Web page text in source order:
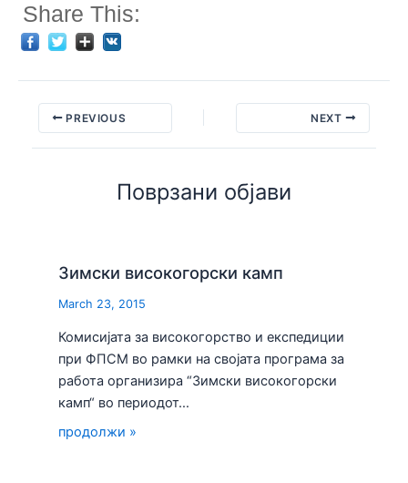
Share This:
PREVIOUS NEXT
Поврзани објави
Зимски високогорски камп
March 23, 2015
Комисијата за високогорство и експедиции
при ФПСМ во рамки на својата програма за
работа организира “Зимски високогорски
камп“ во периодот…
продолжи »